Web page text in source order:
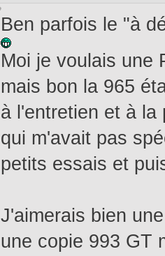
Ben parfois le "à
Moi je voulais une
mais bon la 965
à l'entretien et à la
qui m'avait pas
petits essais et
J'aimerais bien
une copie 993 GT